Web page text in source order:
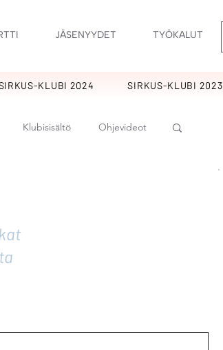
JÄSENYYDET TYÖKALUT
KLUBI 2024 SIRKUS-KLUBI 2023
Klubisisältö Ohjevideot
Perholaiset